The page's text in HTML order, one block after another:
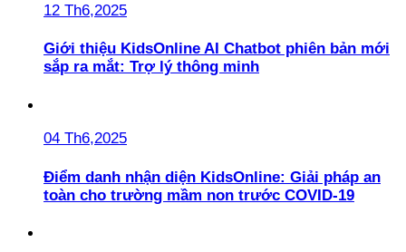
12 Th6,2025
Giới thiệu KidsOnline AI Chatbot phiên bản mới
sắp ra mắt: Trợ lý thông minh
04 Th6,2025
Điểm danh nhận diện KidsOnline: Giải pháp an
toàn cho trường mầm non trước COVID-19